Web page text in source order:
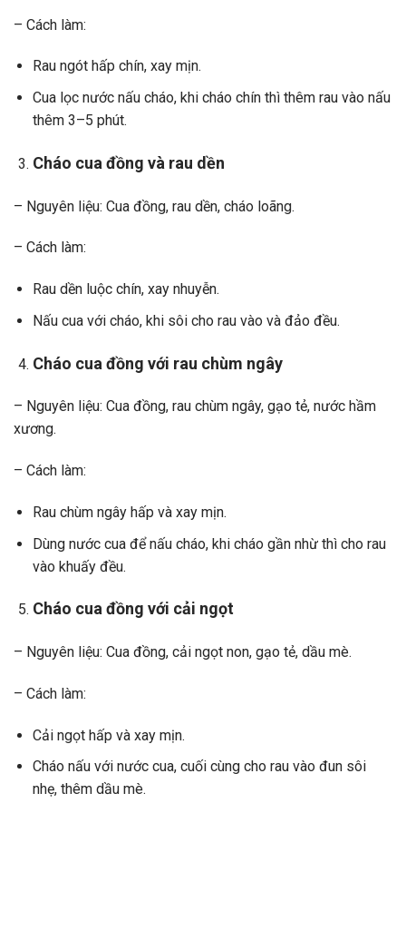
– Cách làm:
Rau ngót hấp chín, xay mịn.
Cua lọc nước nấu cháo, khi cháo chín thì thêm rau vào nấu
thêm 3–5 phút.
Cháo cua đồng và rau dền
– Nguyên liệu: Cua đồng, rau dền, cháo loãng.
– Cách làm:
Rau dền luộc chín, xay nhuyễn.
Nấu cua với cháo, khi sôi cho rau vào và đảo đều.
Cháo cua đồng với rau chùm ngây
– Nguyên liệu: Cua đồng, rau chùm ngây, gạo tẻ, nước hầm
xương.
– Cách làm:
Rau chùm ngây hấp và xay mịn.
Dùng nước cua để nấu cháo, khi cháo gần nhừ thì cho rau
vào khuấy đều.
Cháo cua đồng với cải ngọt
– Nguyên liệu: Cua đồng, cải ngọt non, gạo tẻ, dầu mè.
– Cách làm:
Cải ngọt hấp và xay mịn.
Cháo nấu với nước cua, cuối cùng cho rau vào đun sôi
nhẹ, thêm dầu mè.